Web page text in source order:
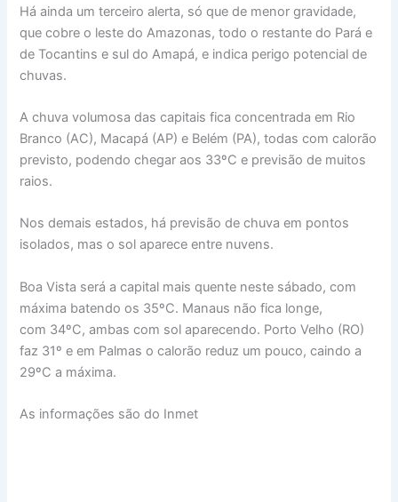
Há ainda um terceiro alerta, só que de menor gravidade,
que cobre o leste do Amazonas, todo o restante do Pará e
de Tocantins e sul do Amapá, e indica perigo potencial de
chuvas.
A chuva volumosa das capitais fica concentrada em Rio
Branco (AC), Macapá (AP) e Belém (PA), todas com calorão
previsto, podendo chegar aos 33ºC e previsão de muitos
raios.
Nos demais estados, há previsão de chuva em pontos
isolados, mas o sol aparece entre nuvens.
Boa Vista será a capital mais quente neste sábado, com
máxima batendo os 35ºC. Manaus não fica longe,
com 34ºC, ambas com sol aparecendo. Porto Velho (RO)
faz 31º e em Palmas o calorão reduz um pouco, caindo a
29ºC a máxima.
As informações são do Inmet